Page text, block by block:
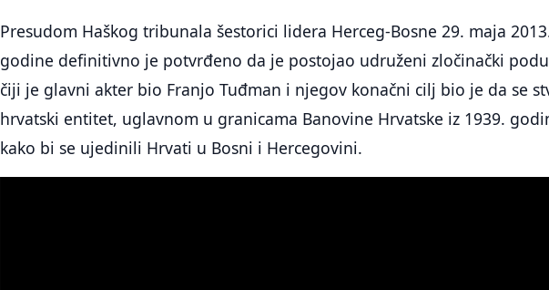
Presudom Haškog tribunala šestorici lidera Herceg-Bosne 29. maja
godine definitivno je potvrđeno da je postojao udruženi zločinački
čiji je glavni akter bio Franjo Tuđman i njegov konačni cilj bio je da se
hrvatski entitet, uglavnom u granicama Banovine Hrvatske iz 1939.
kako bi se ujedinili Hrvati u Bosni i Hercegovini.